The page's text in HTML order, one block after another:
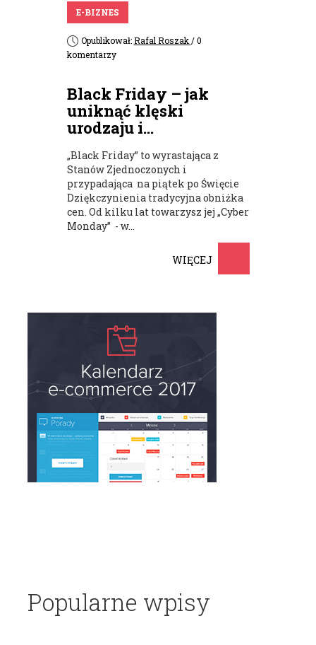
E-BIZNES
Opublikował:Rafal Roszak/ 0
komentarzy
Black Friday – jak
uniknąć klęski
urodzaju i...
„Black Friday” to wyrastająca z
Stanów Zjednoczonych i
przypadająca na piątek po Święcie
Dziękczynienia tradycyjna obniżka
cen. Od kilku lat towarzysz jej „Cyber
Monday” - w...
WIĘCEJ
Popularne wpisy